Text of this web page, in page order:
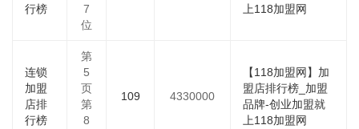
行榜
7
位
上118加盟网
连锁
加盟
店排
行榜
第
5
页
第
8
109 4330000
【118加盟网】加
盟店排行榜_加盟
品牌-创业加盟就
上118加盟网